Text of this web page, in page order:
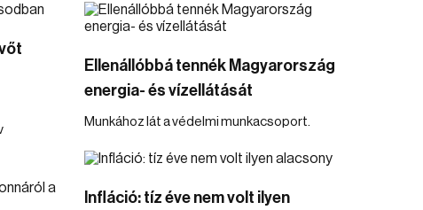
Ellenállóbbá tennék Magyarország
energia- és vízellátását
Munkához lát a védelmi munkacsoport.
Infláció: tíz éve nem volt ilyen